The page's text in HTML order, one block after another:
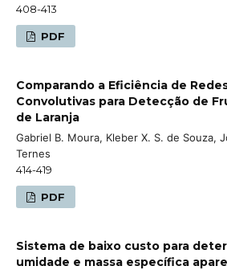
408-413
PDF
Comparando a Eficiência de
Convolutivas para Detecção de
de Laranja
Gabriel B. Moura, Kleber X. S. de Souza,
Ternes
414-419
PDF
Sistema de baixo custo para
umidade e massa específica